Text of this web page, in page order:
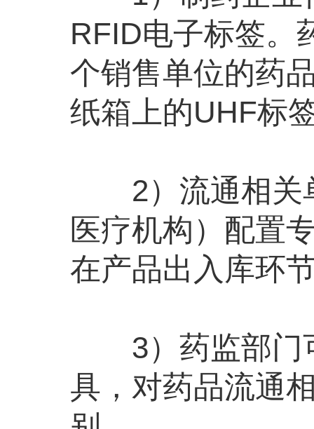
RFID电子标签。
个销售单位的药
纸箱上的UHF标
2）流通相关单
医疗机构）配置
在产品出入库环
3）药监部门可
具，对药品流通